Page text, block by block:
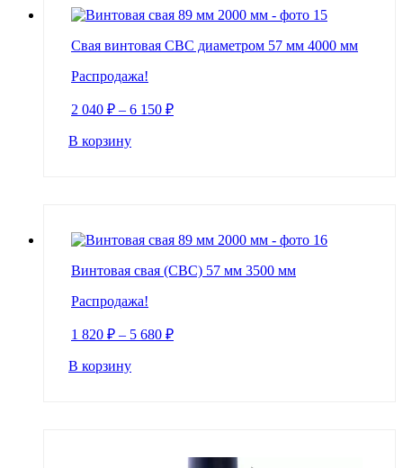
Свая винтовая СВС диаметром 57 мм 4000 мм
Распродажа!
2 040 ₽ – 6 150 ₽
В корзину
Винтовая свая (СВС) 57 мм 3500 мм
Распродажа!
1 820 ₽ – 5 680 ₽
В корзину